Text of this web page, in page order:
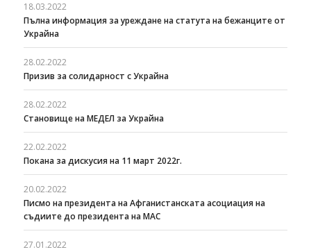
18.03.2022
Пълна информация за уреждане на статута на бежанците от
Украйна
28.02.2022
Призив за солидарност с Украйна
28.02.2022
Становище на МЕДЕЛ за Украйна
22.02.2022
Покана за дискусия на 11 март 2022г.
20.02.2022
Писмо на президента на Афганистанската асоциация на
съдиите до президента на МАС
27.01.2022